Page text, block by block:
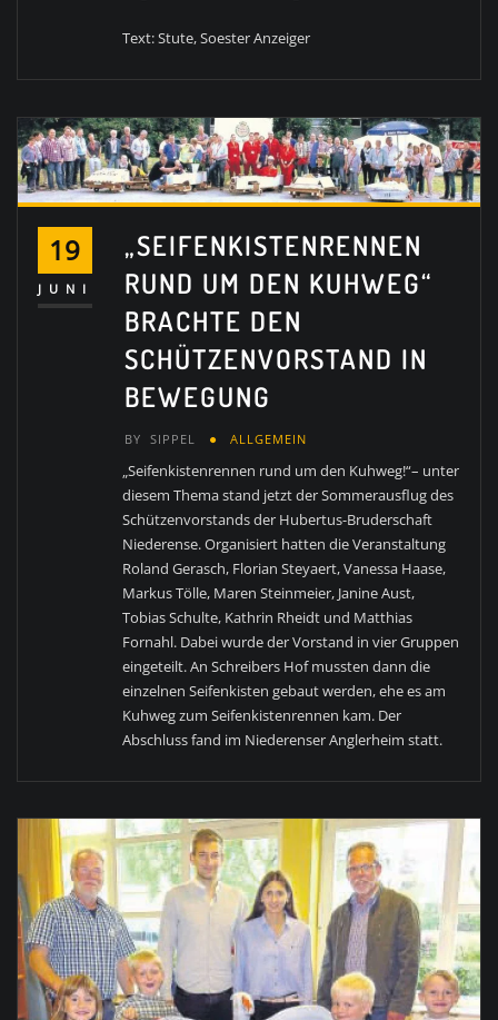
Text: Stute, Soester Anzeiger
19
JUNI
„SEIFENKISTENRENNEN
RUND UM DEN KUHWEG“
BRACHTE DEN
SCHÜTZENVORSTAND IN
BEWEGUNG
BY SIPPEL ALLGEMEIN
„Seifenkistenrennen rund um den Kuhweg!“– unter
diesem Thema stand jetzt der Sommerausflug des
Schützenvorstands der Hubertus-Bruderschaft
Niederense. Organisiert hatten die Veranstaltung
Roland Gerasch, Florian Steyaert, Vanessa Haase,
Markus Tölle, Maren Steinmeier, Janine Aust,
Tobias Schulte, Kathrin Rheidt und Matthias
Fornahl. Dabei wurde der Vorstand in vier Gruppen
eingeteilt. An Schreibers Hof mussten dann die
einzelnen Seifenkisten gebaut werden, ehe es am
Kuhweg zum Seifenkistenrennen kam. Der
Abschluss fand im Niederenser Anglerheim statt.